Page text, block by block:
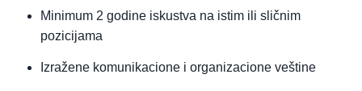
Minimum 2 godine iskustva na istim ili sličnim
pozicijama
Izražene komunikacione i organizacione veštine